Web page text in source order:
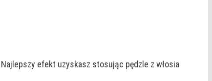
efekt uzyskasz stosując pędzle z włosia